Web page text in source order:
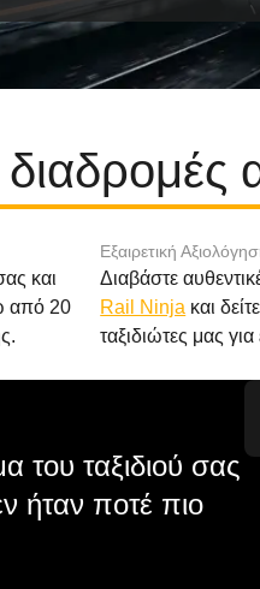
και
από 20
Εξαιρετική
Διαβάστε
Rail Ninja και
ταξιδιώτες μας
ταξιδιού σας
ήταν ποτέ πιο